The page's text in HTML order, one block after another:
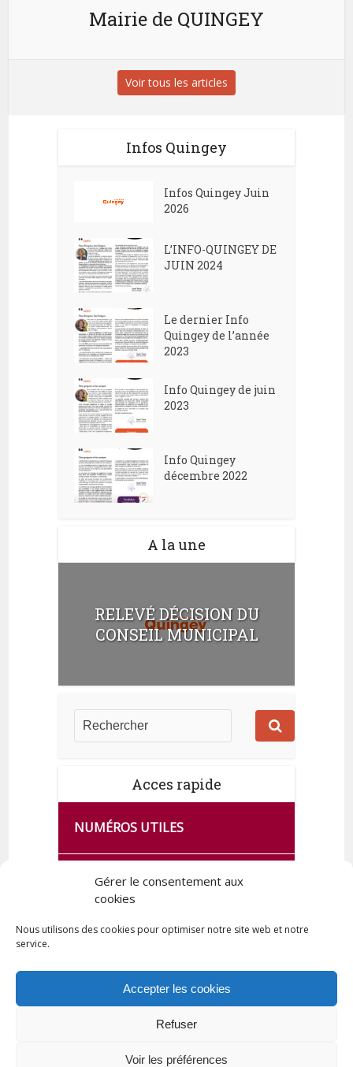
Gérer le consentement aux
cookies
Nous utilisons des cookies pour optimiser notre site web et notre
service.
Accepter les cookies
Refuser
Voir les préférences
Mairie de QUINGEY
Voir tous les articles
Infos Quingey
Infos Quingey Juin
2026
L’INFO-QUINGEY DE
JUIN 2024
Le dernier Info
Quingey de l’année
2023
Info Quingey de juin
2023
Info Quingey
décembre 2022
A la une
RELEVÉ DÉCISION DU
CONSEIL MUNICIPAL
Acces rapide
NUMÉROS UTILES
CA SE PASSE À FRANCE SERVICES
DE QUINGEY
Tous droits réservés © 2023 Commune de Quingey / Création -